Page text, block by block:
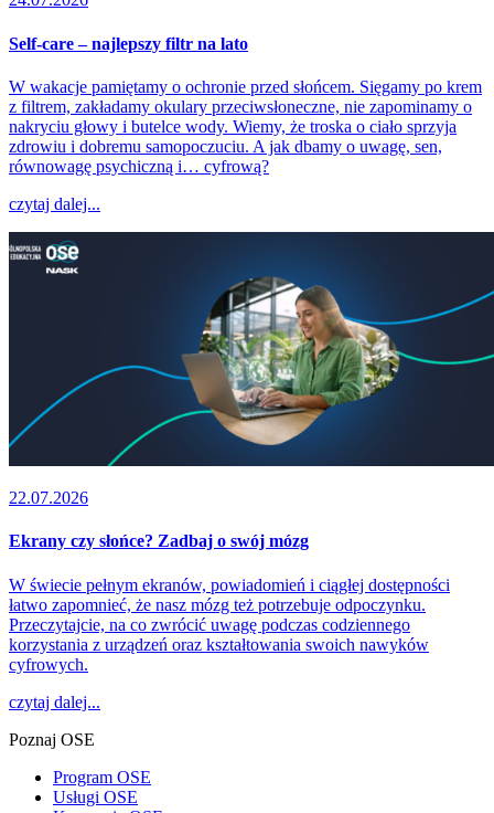
Self-care – najlepszy filtr na lato
W wakacje pamiętamy o ochronie przed słońcem. Sięgamy po krem
z filtrem, zakładamy okulary przeciwsłoneczne, nie zapominamy o
nakryciu głowy i butelce wody. Wiemy, że troska o ciało sprzyja
zdrowiu i dobremu samopoczuciu. A jak dbamy o uwagę, sen,
równowagę psychiczną i… cyfrową?
czytaj dalej...
22.07.2026
Ekrany czy słońce? Zadbaj o swój mózg
W świecie pełnym ekranów, powiadomień i ciągłej dostępności
łatwo zapomnieć, że nasz mózg też potrzebuje odpoczynku.
Przeczytajcie, na co zwrócić uwagę podczas codziennego
korzystania z urządzeń oraz kształtowania swoich nawyków
cyfrowych.
czytaj dalej...
Poznaj OSE
Program OSE
Usługi OSE